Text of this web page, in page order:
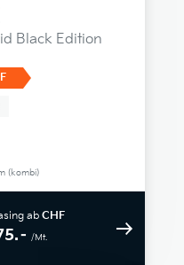
Black Edition
F
(kombi)
abCHF
/Mt.